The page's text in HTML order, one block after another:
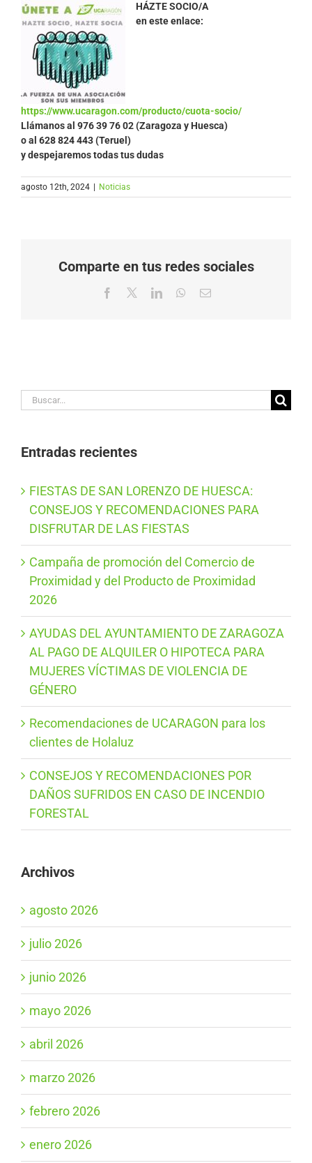
HÁZTE SOCIO/A
en este enlace:
https://www.ucaragon.com/producto/cuota-socio/
Llámanos al 976 39 76 02 (Zaragoza y Huesca)
o al 628 824 443 (Teruel)
y despejaremos todas tus dudas
agosto 12th, 2024 Noticias
Comparte en tus redes sociales
Facebook LinkedInWhatsApp
Correo
Buscar:
Entradas recientes
FIESTAS DE SAN LORENZO DE HUESCA:
CONSEJOS Y RECOMENDACIONES PARA
DISFRUTAR DE LAS FIESTAS
Campaña de promoción del Comercio de
Proximidad y del Producto de Proximidad
2026
AYUDAS DEL AYUNTAMIENTO DE ZARAGOZA
AL PAGO DE ALQUILER O HIPOTECA PARA
MUJERES VÍCTIMAS DE VIOLENCIA DE
GÉNERO
Recomendaciones de UCARAGON para los
clientes de Holaluz
CONSEJOS Y RECOMENDACIONES POR
DAÑOS SUFRIDOS EN CASO DE INCENDIO
FORESTAL
Archivos
agosto 2026
julio 2026
junio 2026
mayo 2026
abril 2026
marzo 2026
febrero 2026
enero 2026